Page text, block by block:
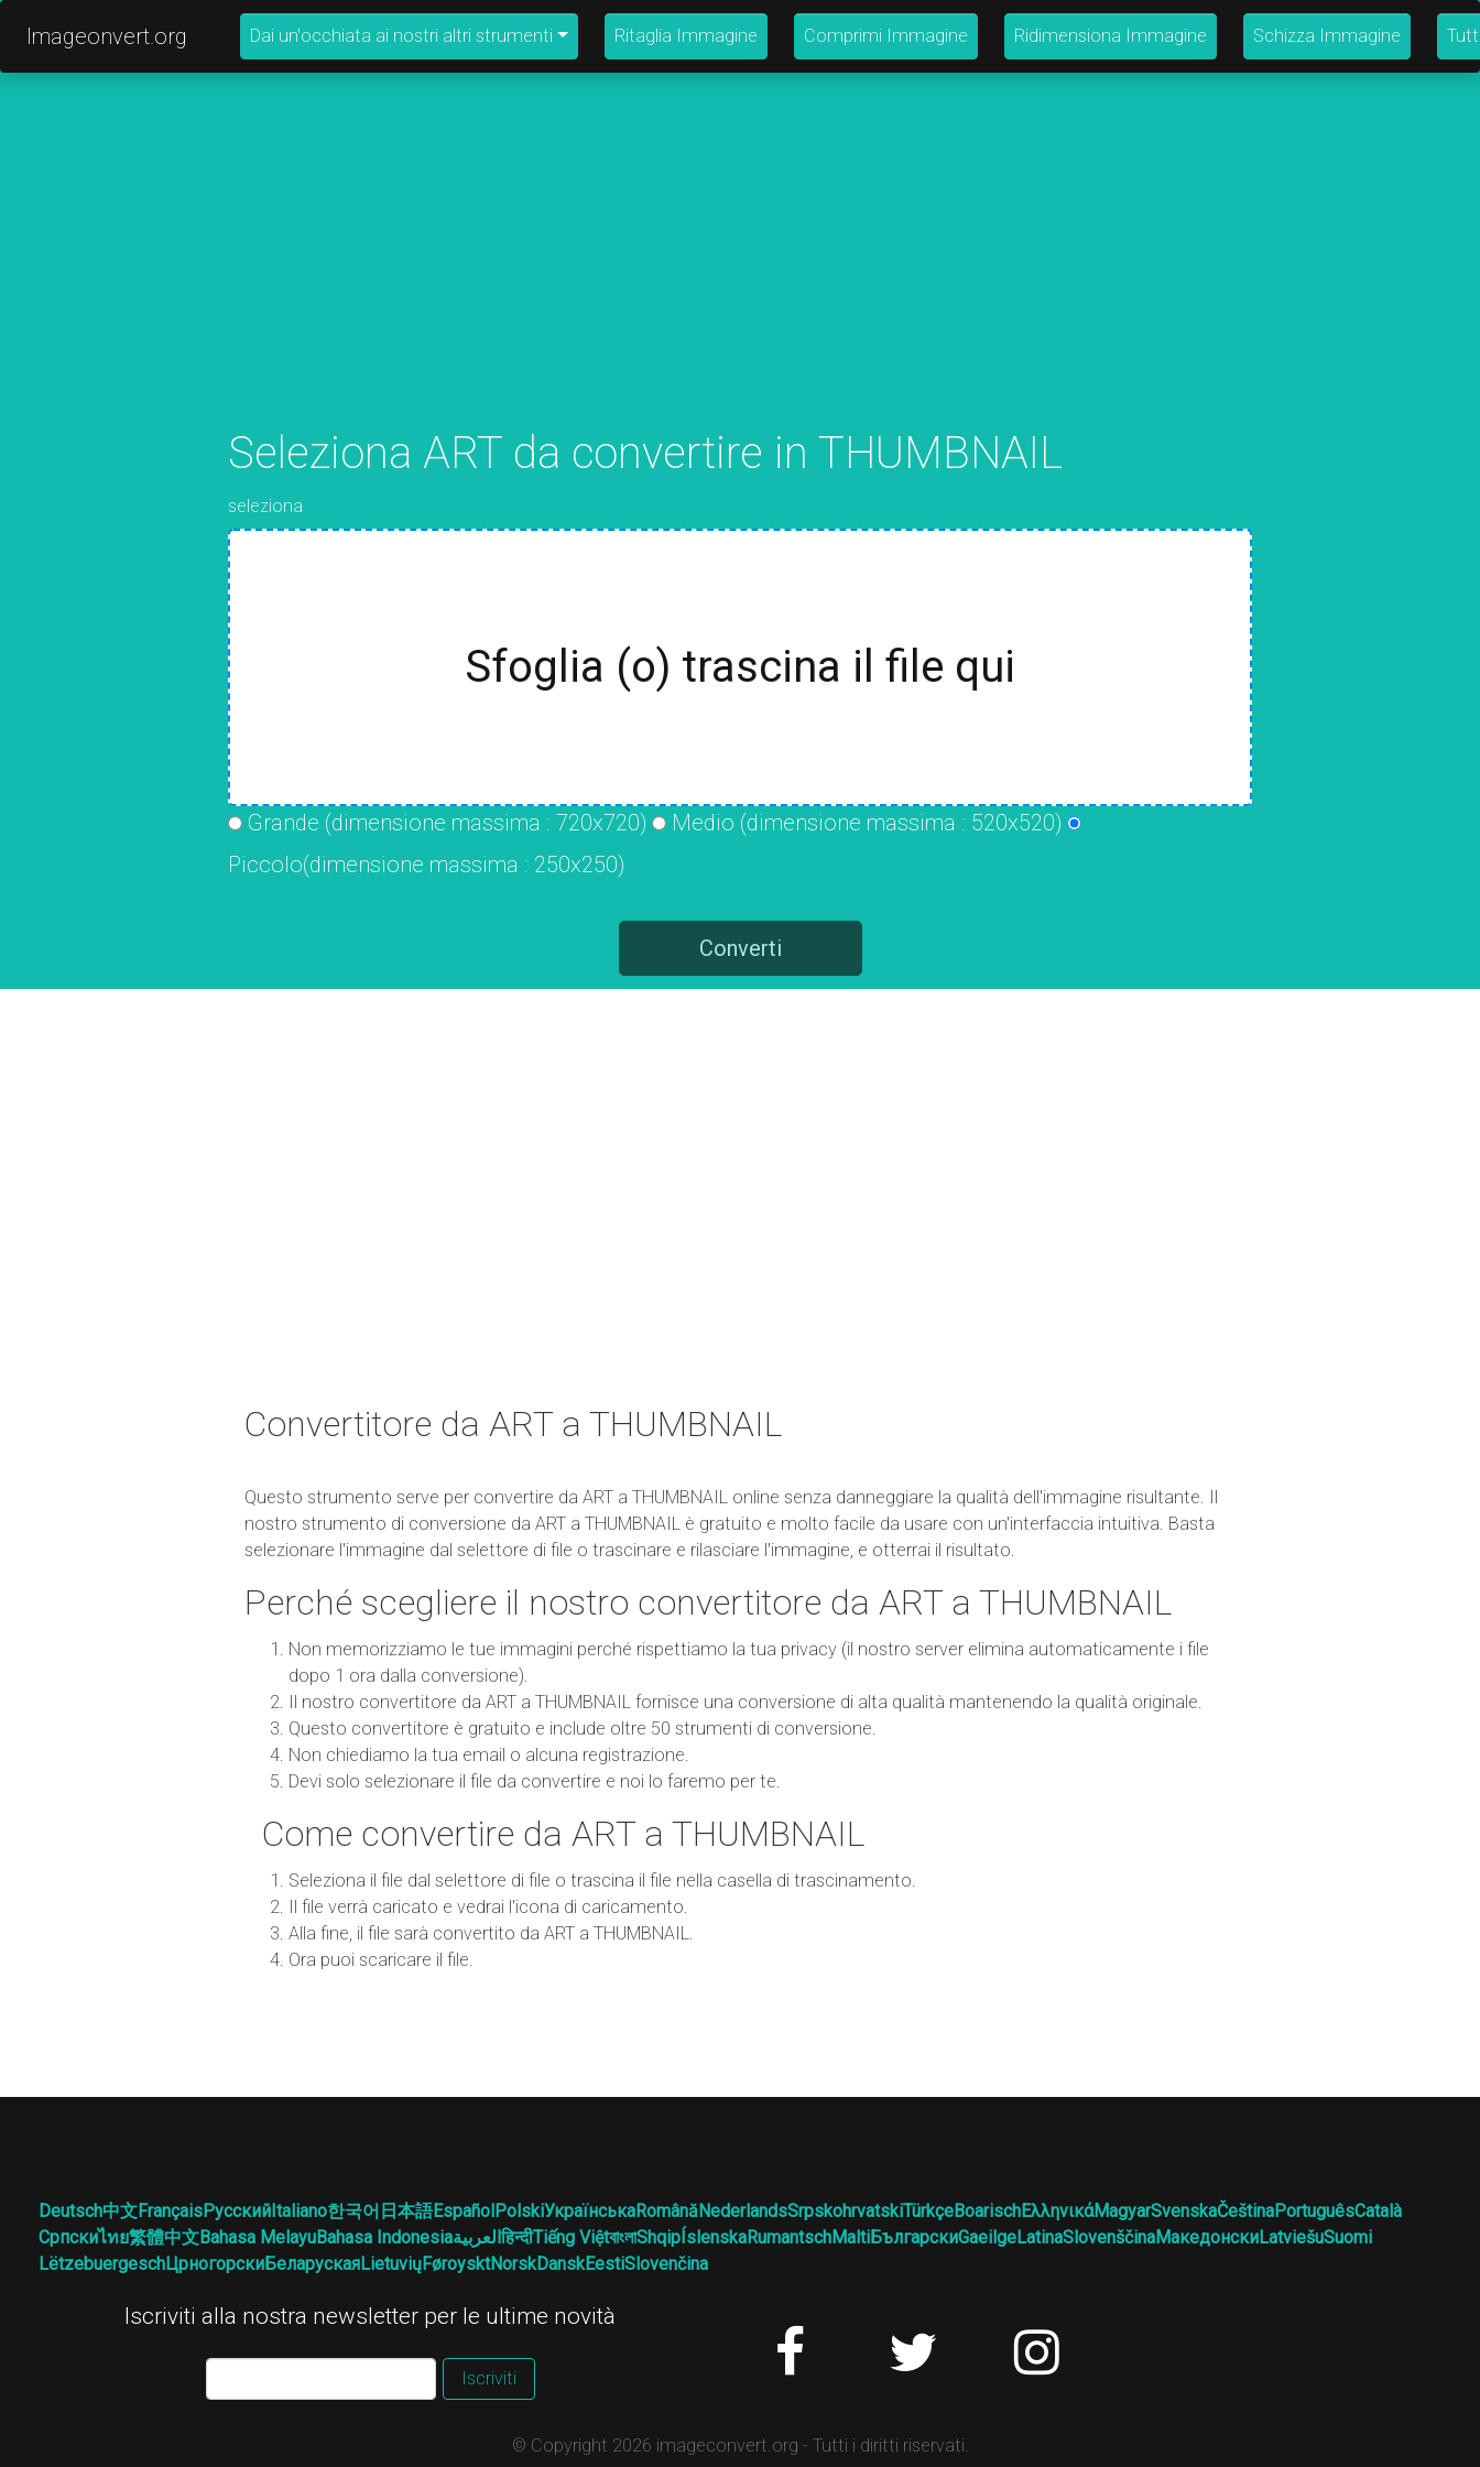
Imageonvert.org Dai un'occhiata ai nostri altri strumenti Ritaglia Immagine Comprimi Immagine Ridimensiona Immagine Schizza Immagine
Seleziona ART da convertire in THUMBNAIL
seleziona
Sfoglia (o) trascina il file qui
Grande (dimensione massima : 720x720)
Medio (dimensione massima : 520x520)
Piccolo(dimensione massima : 250x250)
Converti
Convertitore da ART a THUMBNAIL
Questo strumento serve per convertire da ART a THUMBNAIL online senza danneggiare la qualità dell'immagine risultante. Il
nostro strumento di conversione da ART a THUMBNAIL è gratuito e molto facile da usare con un'interfaccia intuitiva. Basta
selezionare l'immagine dal selettore di file o trascinare e rilasciare l'immagine, e otterrai il risultato.
Perché scegliere il nostro convertitore da ART a THUMBNAIL
Non memorizziamo le tue immagini perché rispettiamo la tua privacy (il nostro server elimina automaticamente i file
dopo 1 ora dalla conversione).
Il nostro convertitore da ART a THUMBNAIL fornisce una conversione di alta qualità mantenendo la qualità originale.
Questo convertitore è gratuito e include oltre 50 strumenti di conversione.
Non chiediamo la tua email o alcuna registrazione.
Devi solo selezionare il file da convertire e noi lo faremo per te.
Come convertire da ART a THUMBNAIL
Seleziona il file dal selettore di file o trascina il file nella casella di trascinamento.
Il file verrà caricato e vedrai l'icona di caricamento.
Alla fine, il file sarà convertito da ART a THUMBNAIL.
Ora puoi scaricare il file.
Deutsch中文FrançaisРусскийItaliano한국어 日本語EspañolPolskiУкраїнськаRomânăNederlandsSrpskohrvatskiTürkçeBoarischΕλληνικάMagyarSvenskaČeštinaPortuguêsCatalà
Српскиไทย繁體中文Bahasa MelayuBahasa Indonesiaالعربيةहिन्दीTiếng ViệtবাংলাShqipÍslenskaRumantschMaltiБългарскиGaeilgeLatinaSlovenščinaМакедонскиLatviešuSuomi
LëtzebuergeschЦрногорскиБеларускаяLietuviųFøroysktNorskDanskEestiSlovenčina
Iscriviti alla nostra newsletter per le ultime novità
Iscriviti
© Copyright 2026 imageconvert.org - Tutti i diritti riservati.